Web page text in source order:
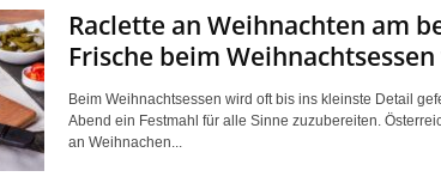
Raclette an Weihnachten am
Frische beim
Beim Weihnachtsessen wird oft bis ins kleinste Detail
Abend ein Festmahl für alle Sinne zuzubereiten.
an Weihnachen...